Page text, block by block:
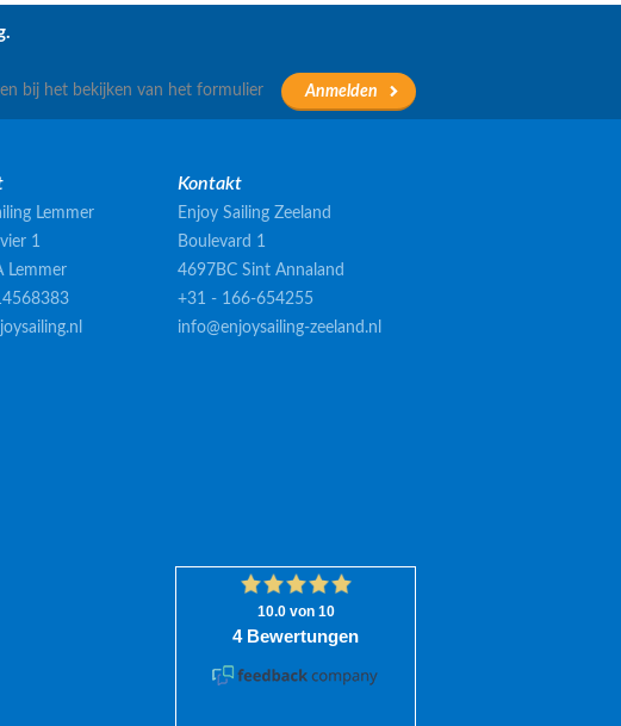
bij het bekijken van het formulier
Lemmer
1
Lemmer
Kontakt
Enjoy Sailing Zeeland
Boulevard 1
4697BC Sint Annaland
+31 - 166-654255
info@enjoysailing-zeeland.nl